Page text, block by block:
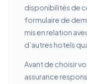
disponibilités de
formulaire de
mis en relation
d’autres hotels
Avant de choisir
assurance